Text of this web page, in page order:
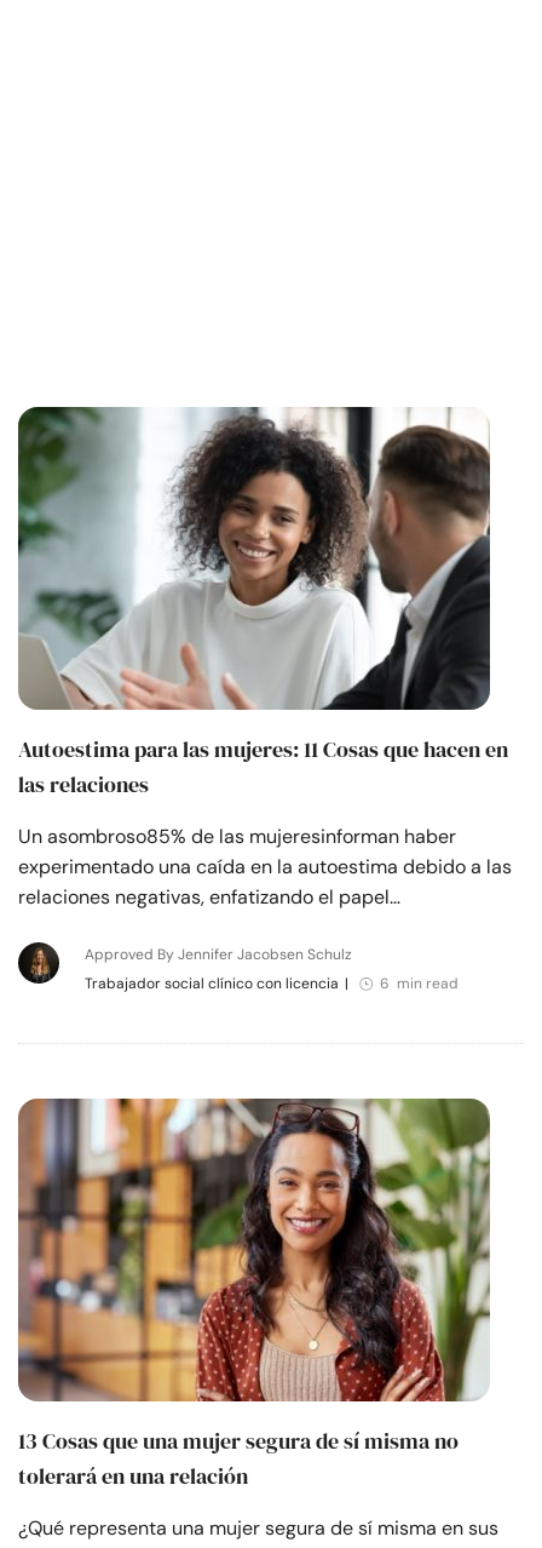
Autoestima para las mujeres: 11 Cosas que hacen en
las relaciones
Un asombroso85% de las mujeresinforman haber
experimentado una caída en la autoestima debido a las
relaciones negativas, enfatizando el papel…
Approved By Jennifer Jacobsen Schulz
Trabajador social clínico con licencia | 6 min read
13 Cosas que una mujer segura de sí misma no
tolerará en una relación
¿Qué representa una mujer segura de sí misma en sus